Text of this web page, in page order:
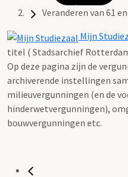
Veranderen van 61
Mijn
titel ( Stadsarchief
Op deze pagina zijn de
archiverende instellingen
milieuvergunningen (en de
hinderwetvergunningen),
bouwvergunningen etc.